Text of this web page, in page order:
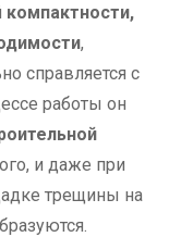
компактности,
,
справляется с
работы он
и даже при
трещины на